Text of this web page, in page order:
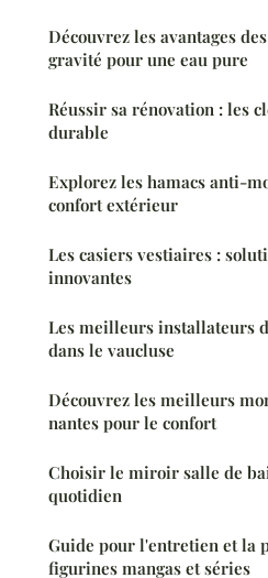
Découvrez les avantages
gravité pour une eau pure
Réussir sa rénovation : les
durable
Explorez les hamacs anti-
confort extérieur
Les casiers vestiaires :
innovantes
Les meilleurs installateurs
dans le vaucluse
Découvrez les meilleurs
nantes pour le confort
Choisir le miroir salle de
quotidien
Guide pour l'entretien et la
figurines mangas et séries